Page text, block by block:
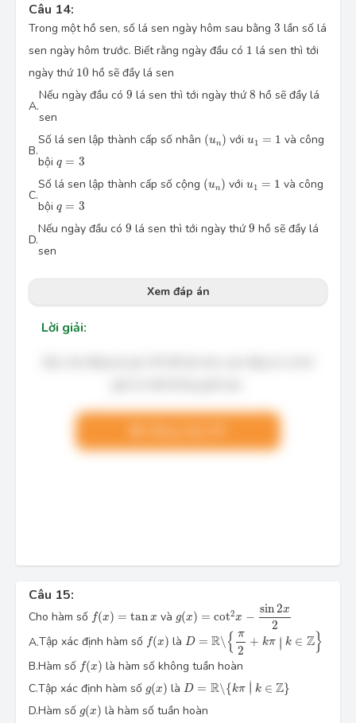
Câu 14:
Trong một hồ sen, số lá sen ngày hôm sau bằng 3
3 lần số lá
sen ngày hôm trước. Biết rằng ngày đầu có 1
1 lá sen thì tới
ngày thứ 10
10 hồ sẽ đầy lá sen
A.
Nếu ngày đầu có 9
9 lá sen thì tới ngày thứ8
8 hồ sẽ đầy lá
sen
B.
Số lá sen lập thành cấp số nhân (un )
(u_n)với u1 = 1
u_1=1 và công
bội q = 3
q=3
C.
Số lá sen lập thành cấp số cộng (un )
(u_n)với u1 = 1
u_1=1 và công
bội q = 3
q=3
D.
Nếu ngày đầu có 9
9 lá sen thì tới ngày thứ9
9 hồ sẽ đầy lá
sen
Xem đáp án
Lời giải:
Câu 15:
Cho hàm số f(x) = tanx
f(x)=\tan x và g(x) = cot2x −
sin2x
2
g(x)=\cot^2 x-\dfrac{\sin 2x}{2}
A.Tập xác định hàm số f(x)
f(x) là D = R\ { π
2
+ kπ ∣ k ∈ Z}
D=\mathbb{R}\backslash
B.Hàm số f(x)
f(x)
là hàm số không tuần hoàn
C.Tập xác định hàm số g(x)
g(x) làD = R\ {kπ ∣∣ k ∈ Z}
D=\mathbb{R}\backslash \{k\pi
D.Hàm số g(x)
g(x) là hàm số tuần hoàn